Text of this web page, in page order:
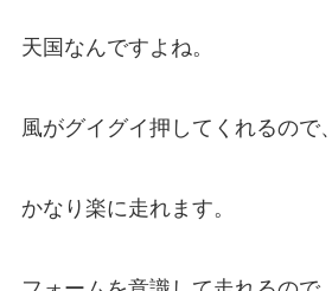
天国なんですよね。
風がグイグイ押してくれるので、
かなり楽に走れます。